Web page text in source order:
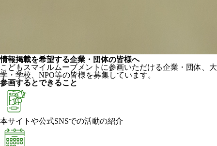
情報掲載を希望する企業・団体の皆様へ
こどもスマイルムーブメントに参画いただける企業・団体、大
学・学校、NPO等の皆様を募集しています。
参画するとできること
本サイトや公式SNSでの活動の紹介